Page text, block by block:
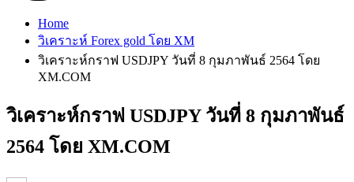
Home
วิเคราะห์ Forex gold โดย XM
วิเคราะห์กราฟ USDJPY วันที่ 8 กุมภาพันธ์ 2564 โดย
XM.COM
วิเคราะห์กราฟ USDJPY วันที่ 8 กุมภาพันธ์
2564 โดย XM.COM